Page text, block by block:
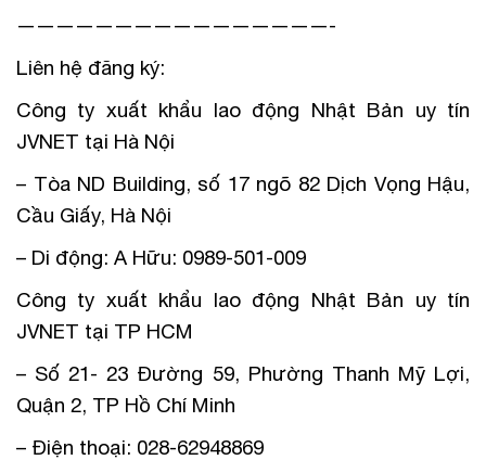
————————————————-
Liên hệ đăng ký:
Công ty xuất khẩu lao động Nhật Bản uy tín
JVNET tại Hà Nội
– Tòa ND Building, số 17 ngõ 82 Dịch Vọng Hậu,
Cầu Giấy, Hà Nội
– Di động: A Hữu: 0989-501-009
Công ty xuất khẩu lao động Nhật Bản uy tín
JVNET tại TP HCM
– Số 21- 23 Đường 59, Phường Thanh Mỹ Lợi,
Quận 2, TP Hồ Chí Minh
– Điện thoại: 028-62948869